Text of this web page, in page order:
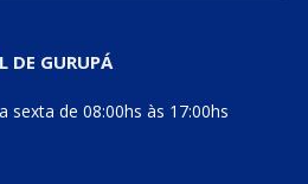
DE GURUPÁ
sexta de 08:00hs às 17:00hs